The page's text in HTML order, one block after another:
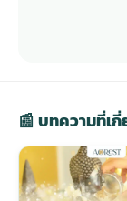
📰 บทความที่เ